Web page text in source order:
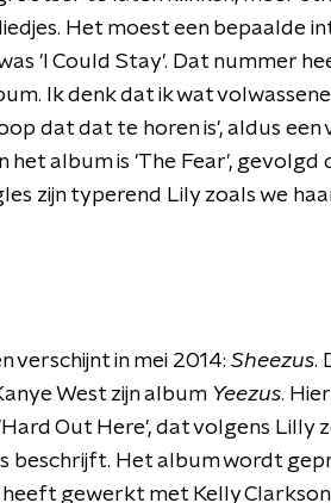
Het moest een bepaalde
'I Could Stay'. Dat nummer
Ik denk dat ik wat
dat dat te horen is', aldus een
het album is 'The Fear', gevolgd
zijn typerend Lily zoals we
verschijnt in mei 2014: Sheezus.
West zijn album Yeezus.
Out Here', dat volgens Lilly
beschrijft. Het album wordt
gewerkt met Kelly Clarkson,